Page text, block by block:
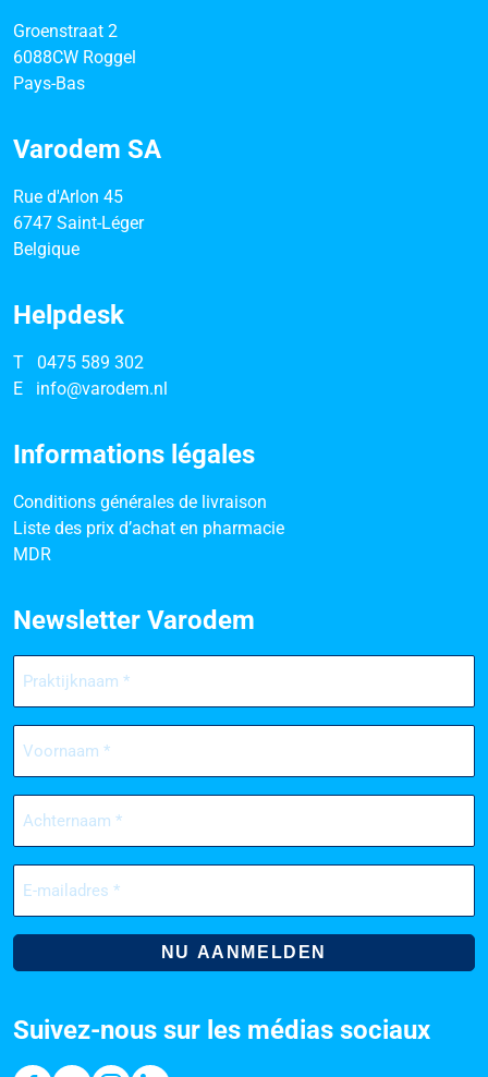
Groenstraat 2
6088CW Roggel
Pays-Bas
Varodem SA
Rue d'Arlon 45
6747 Saint-Léger
Belgique
Helpdesk
T
0475 589 302
E
info@varodem.nl
Informations légales
Conditions générales de livraison
Liste des prix d’achat en pharmacie
MDR
Newsletter Varodem
Praktijknaam
(Nécessaire)
Voornaam
(Nécessaire)
Achternaam
(Nécessaire)
E-
mailadres
(Nécessaire)
Suivez-nous sur les médias sociaux